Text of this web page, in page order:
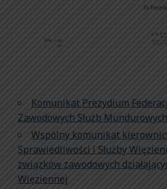
Komunikat Prezydium
Zawodowych Służb Mundurowych
Wspólny komunikat
Sprawiedliwości i Służby
związków zawodowych
Więziennej